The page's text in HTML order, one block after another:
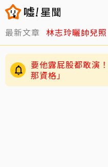
最新文章 林志玲曬帥兒照
要他露屁股都敢演
那資格」